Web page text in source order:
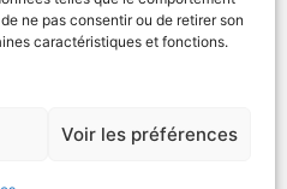
ne pas consentir ou de retirer son
caractéristiques et fonctions.
Voir les préférences